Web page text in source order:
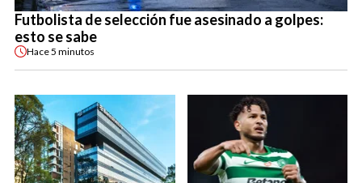
Futbolista de selección fue asesinado a golpes:
esto se sabe
Hace5 minutos